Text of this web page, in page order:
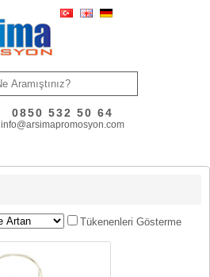
0850 532 50 64
info@arsimapromosyon.com
Tükenenleri Gösterme